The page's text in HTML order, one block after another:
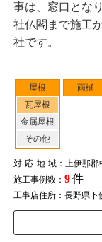
屋根
瓦屋根
金属屋根
その他
雨樋
対応地域：上伊那郡
施工事例数： 9件
工事店住所：長野県下
事は、窓口とな
社仏閣まで施工
社です。